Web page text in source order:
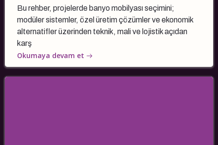
Bu rehber, projelerde banyo mobilyası seçimini;
modüler sistemler, özel üretim çözümler ve ekonomik
alternatifler üzerinden teknik, mali ve lojistik açıdan
karş
Okumaya devam et